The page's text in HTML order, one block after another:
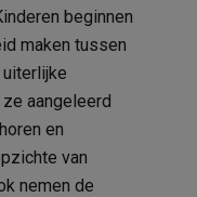
beginnen
maken tussen
aangeleerd
en
van
nemen de